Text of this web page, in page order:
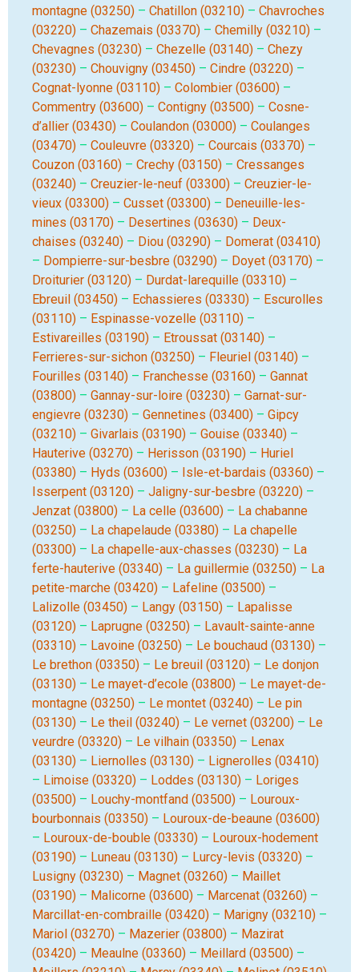
montagne (03250) – Chatillon (03210) – Chavroches
(03220) – Chazemais (03370) – Chemilly (03210) –
Chevagnes (03230) – Chezelle (03140) – Chezy
(03230) – Chouvigny (03450) – Cindre (03220) –
Cognat-lyonne (03110) – Colombier (03600) –
Commentry (03600) – Contigny (03500) – Cosne-
d’allier (03430) – Coulandon (03000) – Coulanges
(03470) – Couleuvre (03320) – Courcais (03370) –
Couzon (03160) – Crechy (03150) – Cressanges
(03240) – Creuzier-le-neuf (03300) – Creuzier-le-
vieux (03300) – Cusset (03300) – Deneuille-les-
mines (03170) – Desertines (03630) – Deux-
chaises (03240) – Diou (03290) – Domerat (03410)
– Dompierre-sur-besbre (03290) – Doyet (03170) –
Droiturier (03120) – Durdat-larequille (03310) –
Ebreuil (03450) – Echassieres (03330) – Escurolles
(03110) – Espinasse-vozelle (03110) –
Estivareilles (03190) – Etroussat (03140) –
Ferrieres-sur-sichon (03250) – Fleuriel (03140) –
Fourilles (03140) – Franchesse (03160) – Gannat
(03800) – Gannay-sur-loire (03230) – Garnat-sur-
engievre (03230) – Gennetines (03400) – Gipcy
(03210) – Givarlais (03190) – Gouise (03340) –
Hauterive (03270) – Herisson (03190) – Huriel
(03380) – Hyds (03600) – Isle-et-bardais (03360) –
Isserpent (03120) – Jaligny-sur-besbre (03220) –
Jenzat (03800) – La celle (03600) – La chabanne
(03250) – La chapelaude (03380) – La chapelle
(03300) – La chapelle-aux-chasses (03230) – La
ferte-hauterive (03340) – La guillermie (03250) – La
petite-marche (03420) – Lafeline (03500) –
Lalizolle (03450) – Langy (03150) – Lapalisse
(03120) – Laprugne (03250) – Lavault-sainte-anne
(03310) – Lavoine (03250) – Le bouchaud (03130) –
Le brethon (03350) – Le breuil (03120) – Le donjon
(03130) – Le mayet-d’ecole (03800) – Le mayet-de-
montagne (03250) – Le montet (03240) – Le pin
(03130) – Le theil (03240) – Le vernet (03200) – Le
veurdre (03320) – Le vilhain (03350) – Lenax
(03130) – Liernolles (03130) – Lignerolles (03410)
– Limoise (03320) – Loddes (03130) – Loriges
(03500) – Louchy-montfand (03500) – Louroux-
bourbonnais (03350) – Louroux-de-beaune (03600)
– Louroux-de-bouble (03330) – Louroux-hodement
(03190) – Luneau (03130) – Lurcy-levis (03320) –
Lusigny (03230) – Magnet (03260) – Maillet
(03190) – Malicorne (03600) – Marcenat (03260) –
Marcillat-en-combraille (03420) – Marigny (03210) –
Mariol (03270) – Mazerier (03800) – Mazirat
(03420) – Meaulne (03360) – Meillard (03500) –